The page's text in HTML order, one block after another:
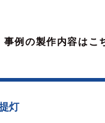
事例の製作内容はこ
灯